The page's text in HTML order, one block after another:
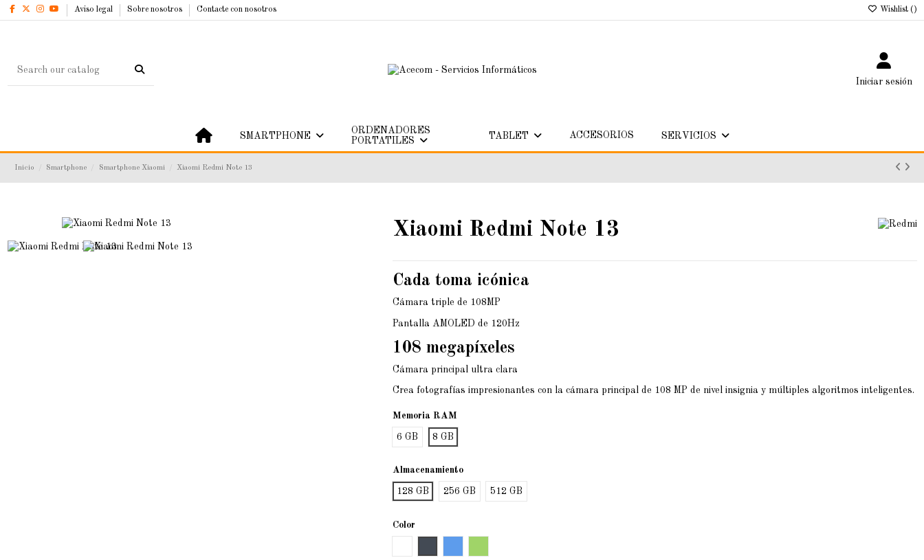
Aviso legal Sobre nosotros Contacte con nosotros Wishlist ( )
Iniciar sesión
SMARTPHONE
ORDENADORES
PORTATILES
TABLET ACCESORIOS SERVICIOS
Inicio Smartphone Smartphone Xiaomi Xiaomi Redmi Note 13
Xiaomi Redmi Note 13
Cada toma icónica
Cámara triple de 108MP
Pantalla AMOLED de 120Hz
108 megapíxeles
Cámara principal ultra clara
Crea fotografías impresionantes con la cámara principal de 108 MP de nivel insignia y múltiples algoritmos inteligentes.
Memoria RAM
6 GB 8 GB
Almacenamiento
128 GB 256 GB 512 GB
Color